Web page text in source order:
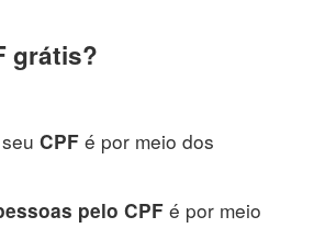
grátis?
CPF é por meio dos
pelo CPF é por meio